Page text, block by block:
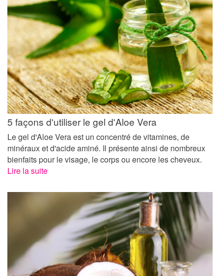
5 façons d'utiliser le gel d'Aloe Vera
Le gel d'Aloe Vera est un concentré de vitamines, de
minéraux et d'acide aminé. Il présente ainsi de nombreux
bienfaits pour le visage, le corps ou encore les cheveux.
Lire la suite